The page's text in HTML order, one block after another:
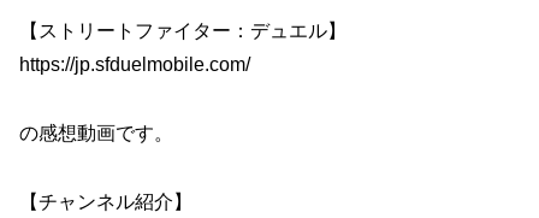
【ストリートファイター：デュエル】
https://jp.sfduelmobile.com/
の感想動画です。
【チャンネル紹介】